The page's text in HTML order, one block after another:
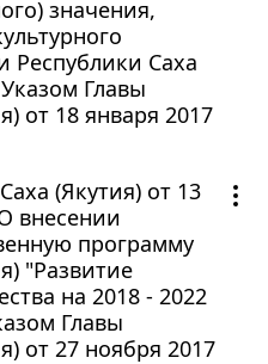
значения,
Республики Саха
Главы
от 18 января 2017
(Якутия) от 13
внесении
программу
"Развитие
на 2018 - 2022
Главы
от 27 ноября 2017